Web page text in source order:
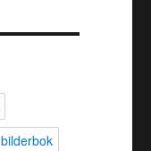
bilderbok